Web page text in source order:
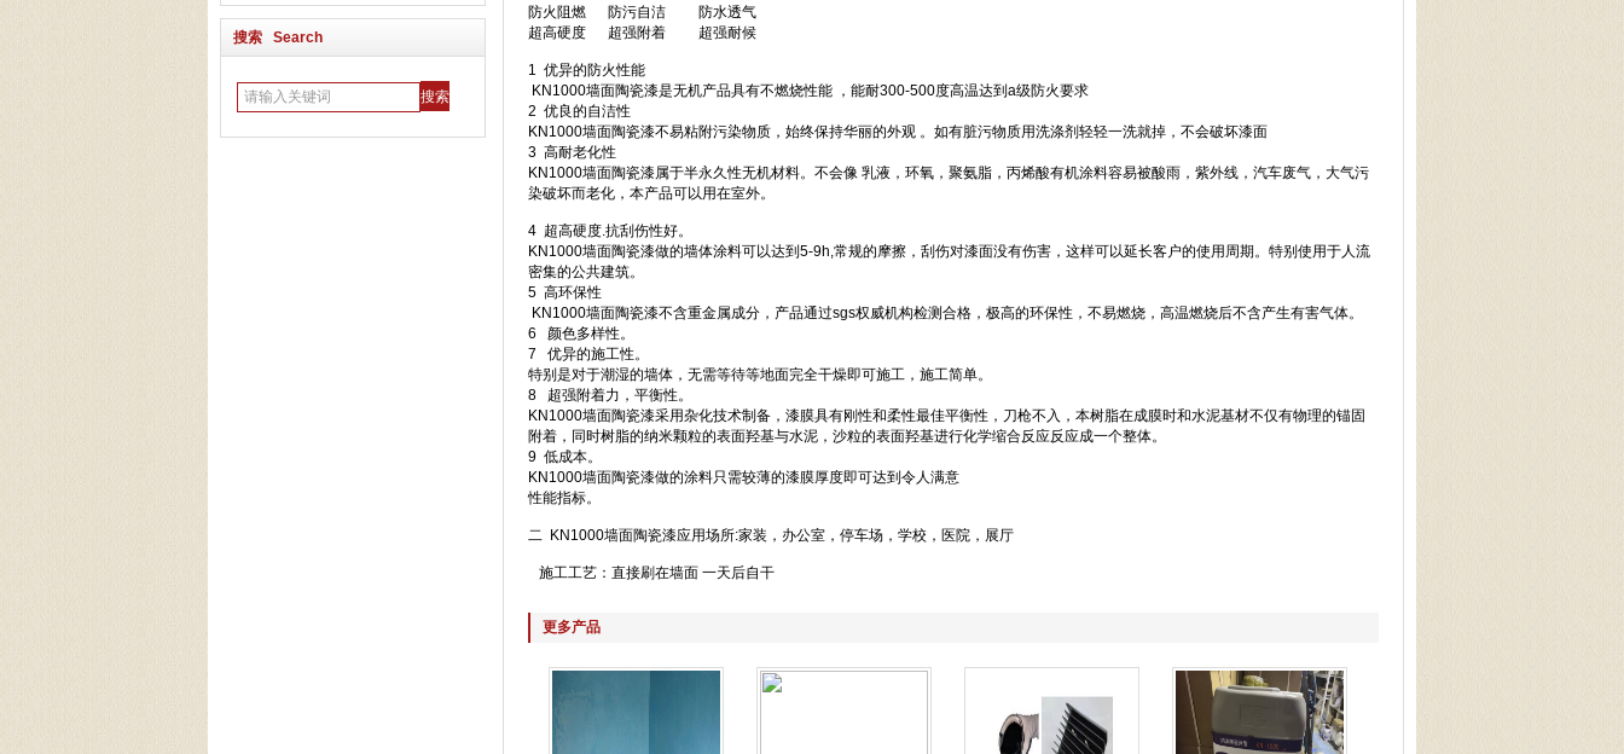
搜索 Search
防火阻燃 防污自洁 防水透气
超高硬度 超强附着 超强耐候
1 优异的防火性能
KN1000墙面陶瓷漆是无机产品具有不燃烧性能 ，能耐300-500度高温达到a级防火要求
2 优良的自洁性
KN1000墙面陶瓷漆不易粘附污染物质，始终保持华丽的外观 。如有脏污物质用洗涤剂轻轻一洗就掉，不会破坏漆面
3 高耐老化性
KN1000墙面陶瓷漆属于半永久性无机材料。不会像 乳液，环氧，聚氨脂，丙烯酸有机涂料容易被酸雨，紫外线，汽车废气，大气污
染破坏而老化，本产品可以用在室外。
4 超高硬度.抗刮伤性好。
KN1000墙面陶瓷漆做的墙体涂料可以达到5-9h,常规的摩擦，刮伤对漆面没有伤害，这样可以延长客户的使用周期。特别使用于人流
密集的公共建筑。
5 高环保性
KN1000墙面陶瓷漆不含重金属成分，产品通过sgs权威机构检测合格，极高的环保性，不易燃烧，高温燃烧后不含产生有害气体。
6 颜色多样性。
7 优异的施工性。
特别是对于潮湿的墙体，无需等待等地面完全干燥即可施工，施工简单。
8 超强附着力，平衡性。
KN1000墙面陶瓷漆采用杂化技术制备，漆膜具有刚性和柔性最佳平衡性，刀枪不入，本树脂在成膜时和水泥基材不仅有物理的锚固
附着，同时树脂的纳米颗粒的表面羟基与水泥，沙粒的表面羟基进行化学缩合反应反应成一个整体。
9 低成本。
KN1000墙面陶瓷漆做的涂料只需较薄的漆膜厚度即可达到令人满意
性能指标。
二 KN1000墙面陶瓷漆应用场所:家装，办公室，停车场，学校，医院，展厅
施工工艺：直接刷在墙面 一天后自干
更多产品